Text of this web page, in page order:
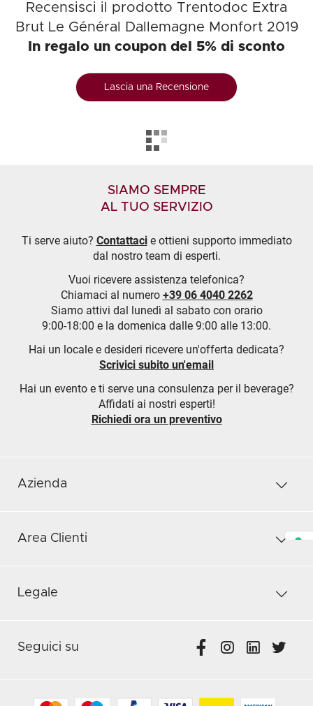
Recensisci il prodotto Trentodoc Extra
Brut Le Général Dallemagne Monfort 2019
In regalo un coupon del 5% di sconto
Lascia una Recensione
SIAMO SEMPRE
AL TUO SERVIZIO
Ti serve aiuto? Contattacie ottieni supporto immediato
dal nostro team di esperti.
Vuoi ricevere assistenza telefonica?
Chiamaci al numero +39 06 4040 2262
Siamo attivi dal lunedì al sabato con orario
9:00-18:00 e la domenica dalle 9:00 alle 13:00.
Hai un locale e desideri ricevere un'offerta dedicata?
Scrivici subito un'email
Hai un evento e ti serve una consulenza per il beverage?
Affidati ai nostri esperti!
Richiedi ora un preventivo
Azienda
Area Clienti
Legale
Seguici su